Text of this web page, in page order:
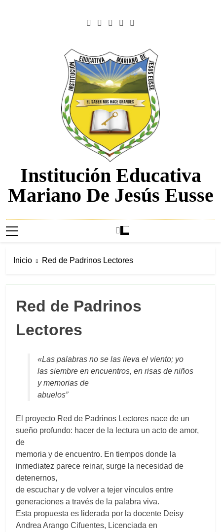
Institución Educativa
Mariano De Jesús Eusse
Inicio Red de Padrinos Lectores
Red de Padrinos
Lectores
«Las palabras no se las lleva el viento; yo
las siembre en encuentros, en risas de niños
y memorias de
abuelos”
El proyecto Red de Padrinos Lectores nace de un
sueño profundo: hacer de la lectura un acto de amor,
de
memoria y de encuentro. En tiempos donde la
inmediatez parece reinar, surge la necesidad de
detenernos,
de escuchar y de volver a tejer vínculos entre
generaciones a través de la palabra viva.
Esta propuesta es liderada por la docente Deisy
Andrea Arango Cifuentes, Licenciada en